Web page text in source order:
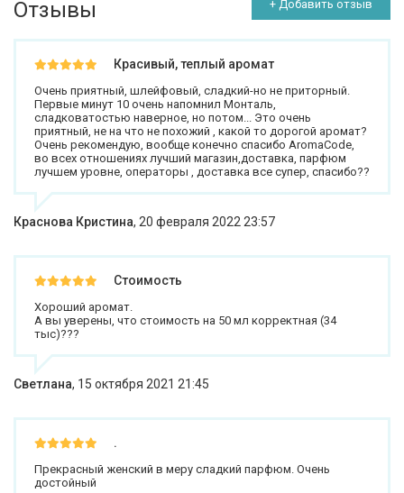
Отзывы + Добавить отзыв
Красивый, теплый аромат
Очень приятный, шлейфовый, сладкий-но не приторный.
Первые минут 10 очень напомнил Монталь,
сладковатостью наверное, но потом... Это очень
приятный, не на что не похожий , какой то дорогой аромат?
Очень рекомендую, вообще конечно спасибо AromaCode,
во всех отношениях лучший магазин,доставка, парфюм
лучшем уровне, операторы , доставка все супер, спасибо??
Краснова Кристина, 20 февраля 2022 23:57
Стоимость
Хороший аромат.
А вы уверены, что стоимость на 50 мл корректная (34
тыс)???
Светлана, 15 октября 2021 21:45
.
Прекрасный женский в меру сладкий парфюм. Очень
достойный